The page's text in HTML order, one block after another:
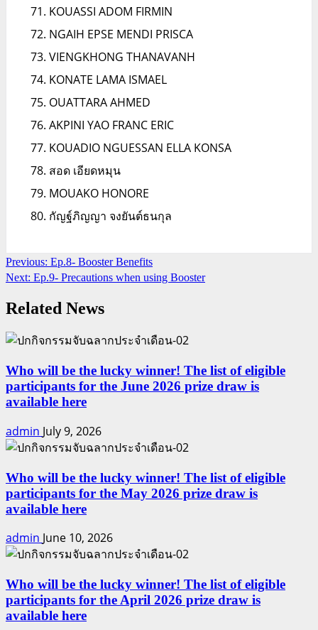
KOUASSI ADOM FIRMIN
NGAIH EPSE MENDI PRISCA
VIENGKHONG THANAVANH
KONATE LAMA ISMAEL
OUATTARA AHMED
AKPINI YAO FRANC ERIC
KOUADIO NGUESSAN ELLA KONSA
สอด เอียดหมุน
MOUAKO HONORE
กัญฐ์ภิญญา จงยันต์ธนกุล
Continue
Reading
Previous: Ep.8- Booster Benefits
Next: Ep.9- Precautions when using Booster
Related News
Who will be the lucky winner! The list of eligible
participants for the June 2026 prize draw is
available here
admin July 9, 2026
Who will be the lucky winner! The list of eligible
participants for the May 2026 prize draw is
available here
admin June 10, 2026
Who will be the lucky winner! The list of eligible
participants for the April 2026 prize draw is
available here